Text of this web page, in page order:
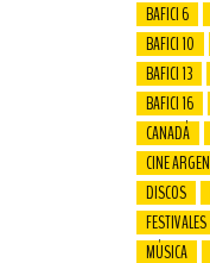
BAFICI 6
BAFICI 10
BAFICI 13
BAFICI 16
CANADÁ
CINE
DISCOS
FESTIVALES
MÚSICA